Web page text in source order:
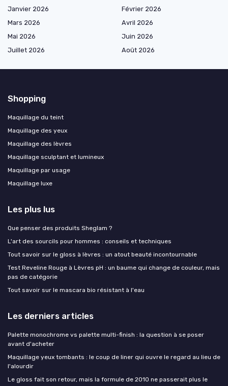
Janvier 2026
Février 2026
Mars 2026
Avril 2026
Mai 2026
Juin 2026
Juillet 2026
Août 2026
Shopping
Maquillage du teint
Maquillage des yeux
Maquillage des lèvres
Maquillage sculptant et lumineux
Maquillage par usage
Maquillage luxe
Les plus lus
Que penser des produits Sheglam ?
L'art des sourcils pour hommes : conseils et techniques
Tout savoir sur le gloss à lèvres : un atout beauté incontournable
Test Reveline Rouge à Lèvres pH : un baume qui change de couleur, mais
pas de catégorie
Tout savoir sur le mascara bio résistant à l'eau
Les derniers articles
Palette monochrome vs palette multi-finish : la question à se poser
avant d'acheter
Maquillage yeux tombants : le coup de liner qui ouvre le regard au lieu de
l'alourdir
Le gloss fait son retour, mais la formule de 2010 ne passerait plus le